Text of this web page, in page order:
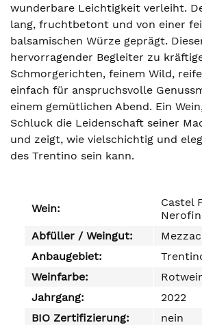
wunderbare Leichtigkeit verleiht.
lang, fruchtbetont und von einer
balsamischen Würze geprägt.
hervorragender Begleiter zu
Schmorgerichten, feinem Wild,
einfach für anspruchsvolle
einem gemütlichen Abend. Ein
Schluck die Leidenschaft seiner
und zeigt, wie vielschichtig und
des Trentino sein kann.
Wein:
Castel
Abfüller / Weingut:
Anbaugebiet:
Weinfarbe:
Jahrgang:
2022
BIO Zertifizierung:
nein